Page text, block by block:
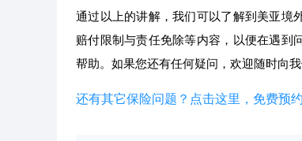
通过以上的讲解，我们可以了解到美亚境
赔付限制与责任免除等内容，以便在遇到
帮助。如果您还有任何疑问，欢迎随时向我
还有其它保险问题？点击这里，免费预